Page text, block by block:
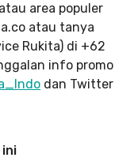
atau area populer
atau tanya
Rukita) di +62
info promo
dan Twitter